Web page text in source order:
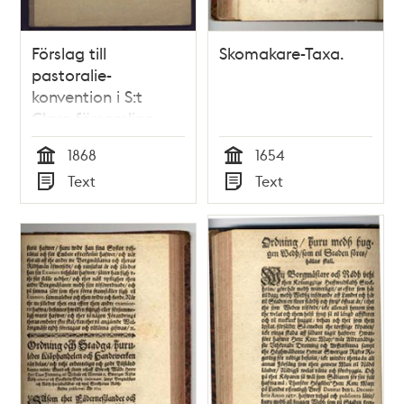
Förslag till
pastoralie-
konvention i S:t
Clara församling
Tid
1868
Typ
Text
Skomakare-Taxa.
Tid
1654
Typ
Text